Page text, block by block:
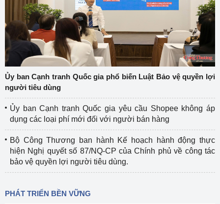
Ủy ban Cạnh tranh Quốc gia phổ biến Luật Bảo vệ quyền lợi
người tiêu dùng
Ủy ban Cạnh tranh Quốc gia yêu cầu Shopee không áp
dụng các loại phí mới đối với người bán hàng
Bộ Công Thương ban hành Kế hoạch hành động thực
hiện Nghị quyết số 87/NQ-CP của Chính phủ về công tác
bảo vệ quyền lợi người tiêu dùng.
PHÁT TRIỂN BỀN VỮNG